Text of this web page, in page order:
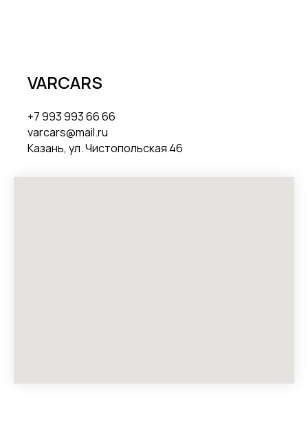
VARCARS
+7 993 993 66 66
varcars@mail.ru
Казань, ул. Чистопольская 46